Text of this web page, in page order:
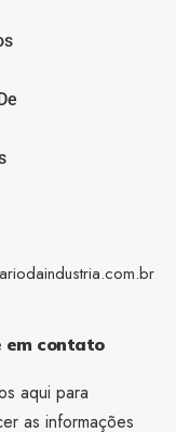
em contato
aqui para
as informações